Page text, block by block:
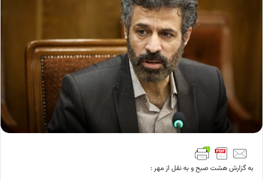
به گزارش هشت صبح و به نقل از مهر :